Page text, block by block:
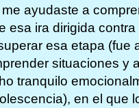
ayudaste a
esa ira dirigida
esa etapa (fue
situaciones y
tranquilo
en el que